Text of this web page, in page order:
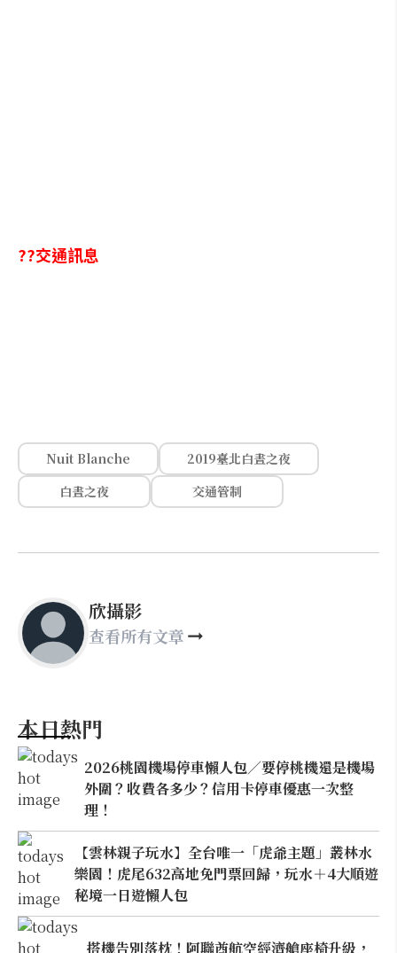
??交通訊息
Nuit Blanche
2019臺北白晝之夜
白晝之夜
交通管制
欣攝影
查看所有文章
本日熱門
2026桃園機場停車懶人包／要停桃機還是機場
外圍？收費各多少？信用卡停車優惠一次整
理！
【雲林親子玩水】全台唯一「虎爺主題」叢林水
樂園！虎尾632高地免門票回歸，玩水＋4大順遊
秘境一日遊懶人包
搭機告別落枕！阿聯酋航空經濟艙座椅升級，